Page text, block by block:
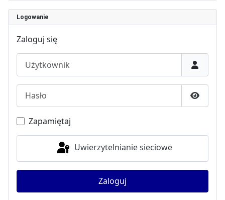
Logowanie
Zaloguj się
Hasło
Pokaż
Zapamiętaj
Uwierzytelnianie sieciowe
Zaloguj